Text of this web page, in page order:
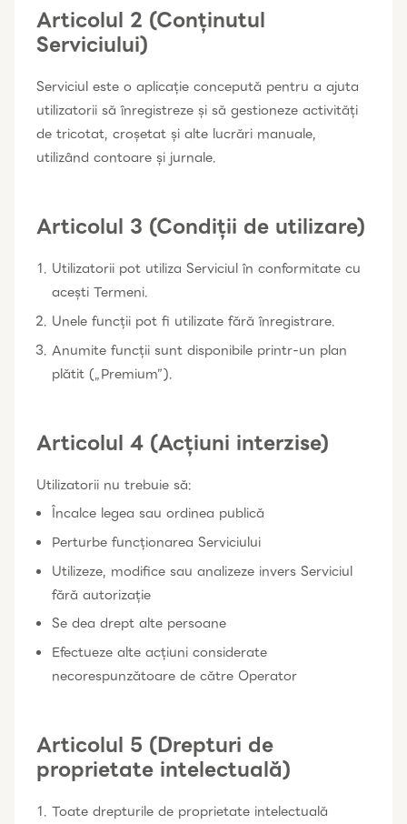
Articolul 2 (Conținutul
Serviciului)
Serviciul este o aplicație concepută pentru a ajuta
utilizatorii să înregistreze și să gestioneze activități
de tricotat, croșetat și alte lucrări manuale,
utilizând contoare și jurnale.
Articolul 3 (Condiții de utilizare)
Utilizatorii pot utiliza Serviciul în conformitate cu
acești Termeni.
Unele funcții pot fi utilizate fără înregistrare.
Anumite funcții sunt disponibile printr-un plan
plătit („Premium”).
Articolul 4 (Acțiuni interzise)
Utilizatorii nu trebuie să:
Încalce legea sau ordinea publică
Perturbe funcționarea Serviciului
Utilizeze, modifice sau analizeze invers Serviciul
fără autorizație
Se dea drept alte persoane
Efectueze alte acțiuni considerate
necorespunzătoare de către Operator
Articolul 5 (Drepturi de
proprietate intelectuală)
Toate drepturile de proprietate intelectuală